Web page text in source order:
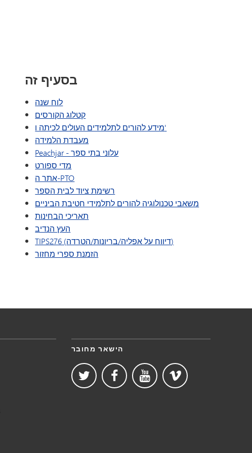
רשימת ציוד לבית הספר
משאבי טכנולוגיה להורים לתלמידי חטיבת הביניים
תאריכי הבחינות
הזמנת ספרי מחזור
בסעיף זה
לוח שנה
קטלוג הקורסים
מידע להורים לתלמידים העולים לכיתה ו'
מעבדת הלמידה
Peachjar - עלוני בתי ספר
מדי ספורט
אתר ה-PTO
רשימת ציוד לבית הספר
משאבי טכנולוגיה להורים לתלמידי חטיבת הביניים
תאריכי הבחינות
העץ הנדיב
TIPS276 (דיווח על אפליה/בריונות/הטרדה)
הזמנת ספרי מחזור
הישאר מחובר